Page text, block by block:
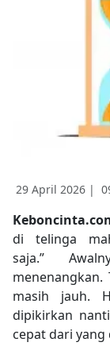
29 April 2026 |
di telinga
saja.”
masih jauh.
dipikirkan
cepat dari yang